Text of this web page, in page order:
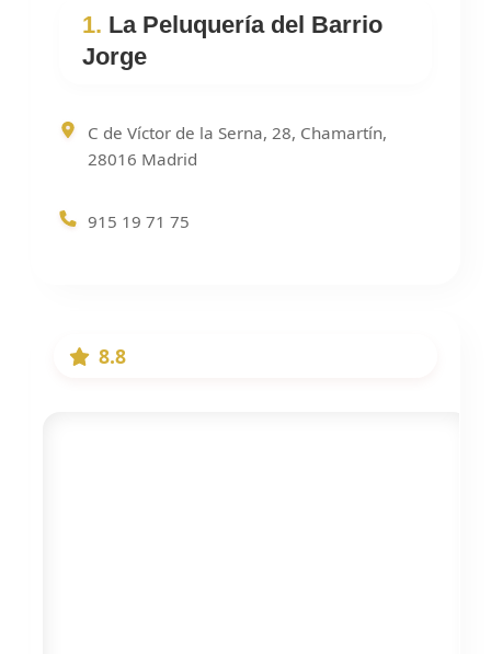
1. La Peluquería del Barrio
Jorge
C de Víctor de la Serna, 28, Chamartín,
28016 Madrid
915 19 71 75
8.8